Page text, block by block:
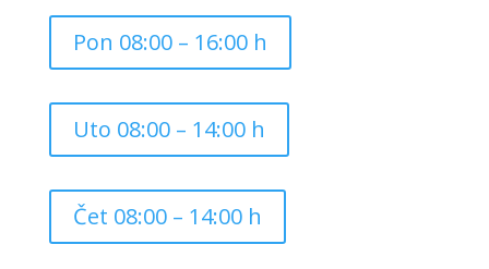
Pon 08:00 – 16:00 h
Uto 08:00 – 14:00 h
Čet 08:00 – 14:00 h